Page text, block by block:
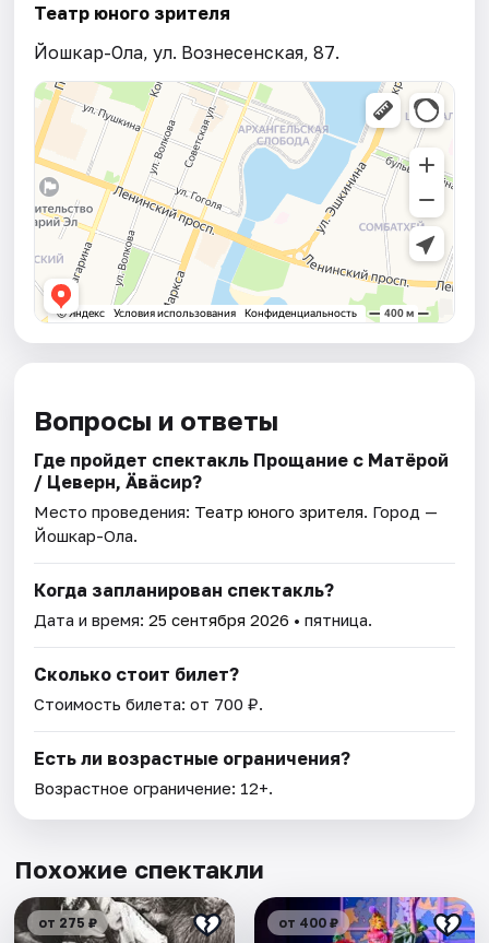
Театр юного зрителя
Йошкар-Ола, ул. Вознесенская, 87.
Вопросы и ответы
Где пройдет спектакль Прощание с Матёрой
/ Цеверӹн, Ӓвäсир?
Место проведения: Театр юного зрителя . Город —
Йошкар-Ола.
Когда запланирован спектакль?
Дата и время:25 сентября 2026 • пятница.
Сколько стоит билет?
Стоимость билета: от 700 ₽.
Есть ли возрастные ограничения?
Возрастное ограничение: 12+.
Похожие спектакли
от 275 ₽ от 400 ₽